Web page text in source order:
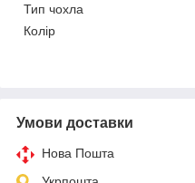
Тип чохла
Колір
Умови доставки
Нова Пошта